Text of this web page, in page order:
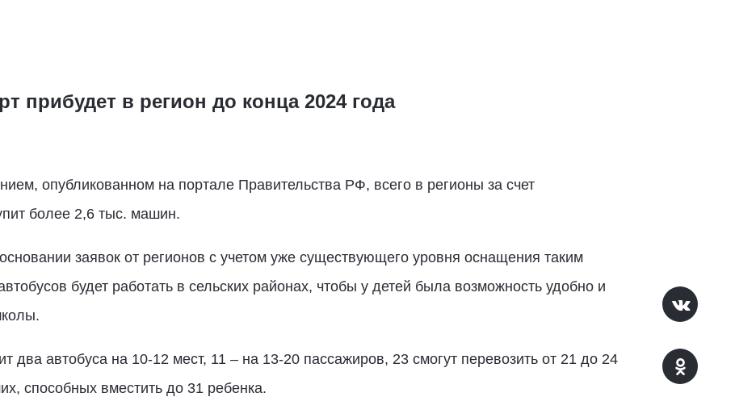
прибудет в регион до конца 2024 года
опубликованном на портале Правительства РФ, всего в регионы за счет
более 2,6 тыс. машин.
заявок от регионов с учетом уже существующего уровня оснащения таким
будет работать в сельских районах, чтобы у детей была возможность удобно и
два автобуса на 10-12 мест, 11 – на 13-20 пассажиров, 23 смогут перевозить от 21 до 24
способных вместить до 31 ребенка.